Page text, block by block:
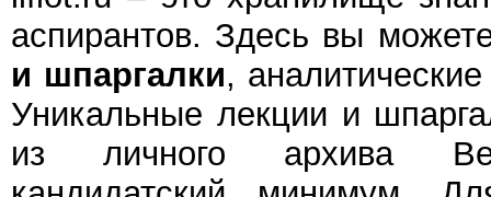
аспирантов. Здесь вы
и шпаргалки,
Уникальные лекции и
из личного архива